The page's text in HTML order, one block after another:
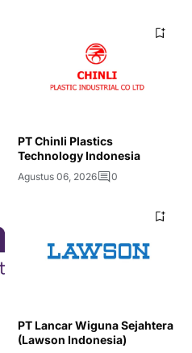
PT Chinli Plastics
Technology Indonesia
Agustus 06, 2026 0
PT Lancar Wiguna Sejahtera
(Lawson Indonesia)